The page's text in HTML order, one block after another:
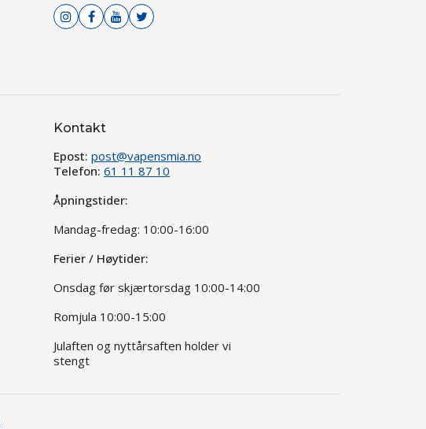
Kontakt
Epost: post@vapensmia.no
Telefon: 61 11 87 10
Åpningstider:
Mandag-fredag: 10:00-16:00
Ferier / Høytider:
Onsdag før skjærtorsdag 10:00-14:00
Romjula 10:00-15:00
Julaften og nyttårsaften holder vi
stengt